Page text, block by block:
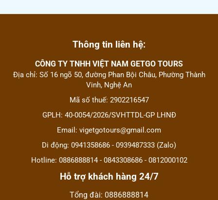
Thông tin liên hệ:
CÔNG TY TNHH VIỆT NAM GETGO TOURS
Địa chỉ: Số 16 ngõ 50, đường Phan Bội Châu, Phường Thành
Vinh, Nghệ An
Mã số thuế: 2902216547
GPLH: 40-0054/2026/SVHTTDL-GP LHNĐ
Email: vigetgotours@gmail.com
Di động: 0941358686 - 0939487333 (Zalo)
Hotline: 0886888814 - 0843308686 - 0812000102
Hỗ trợ khách hàng 24/7
Tổng đài: 0886888814